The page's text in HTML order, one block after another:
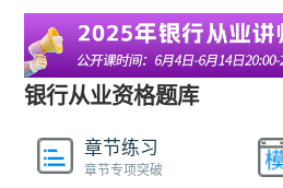
银行从业资格题库
章节练习
章节专项突破